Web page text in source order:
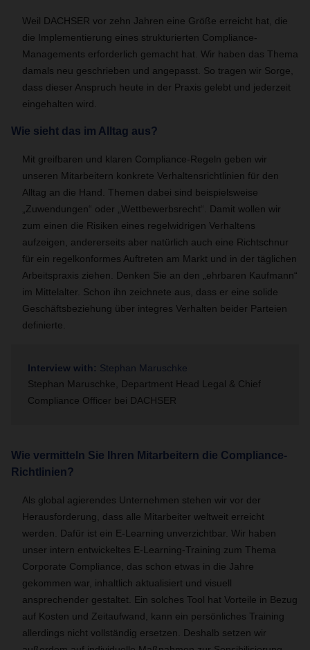
Weil DACHSER vor zehn Jahren eine Größe erreicht hat, die
die Implementierung eines strukturierten Compliance-
Managements erforderlich gemacht hat. Wir haben das Thema
damals neu geschrieben und angepasst. So tragen wir Sorge,
dass dieser Anspruch heute in der Praxis gelebt und jederzeit
eingehalten wird.
Wie sieht das im Alltag aus?
Mit greifbaren und klaren Compliance-Regeln geben wir
unseren Mitarbeitern konkrete Verhaltensrichtlinien für den
Alltag an die Hand. Themen dabei sind beispielsweise
„Zuwendungen“ oder „Wettbewerbsrecht“. Damit wollen wir
zum einen die Risiken eines regelwidrigen Verhaltens
aufzeigen, andererseits aber natürlich auch eine Richtschnur
für ein regelkonformes Auftreten am Markt und in der täglichen
Arbeitspraxis ziehen. Denken Sie an den „ehrbaren Kaufmann“
im Mittelalter. Schon ihn zeichnete aus, dass er eine solide
Geschäftsbeziehung über integres Verhalten beider Parteien
definierte.
Interview with: Stephan Maruschke
Stephan Maruschke, Department Head Legal & Chief
Compliance Officer bei DACHSER
Wie vermitteln Sie Ihren Mitarbeitern die Compliance-
Richtlinien?
Als global agierendes Unternehmen stehen wir vor der
Herausforderung, dass alle Mitarbeiter weltweit erreicht
werden. Dafür ist ein E-Learning unverzichtbar. Wir haben
unser intern entwickeltes E-Learning-Training zum Thema
Corporate Compliance, das schon etwas in die Jahre
gekommen war, inhaltlich aktualisiert und visuell
ansprechender gestaltet. Ein solches Tool hat Vorteile in Bezug
auf Kosten und Zeitaufwand, kann ein persönliches Training
allerdings nicht vollständig ersetzen. Deshalb setzen wir